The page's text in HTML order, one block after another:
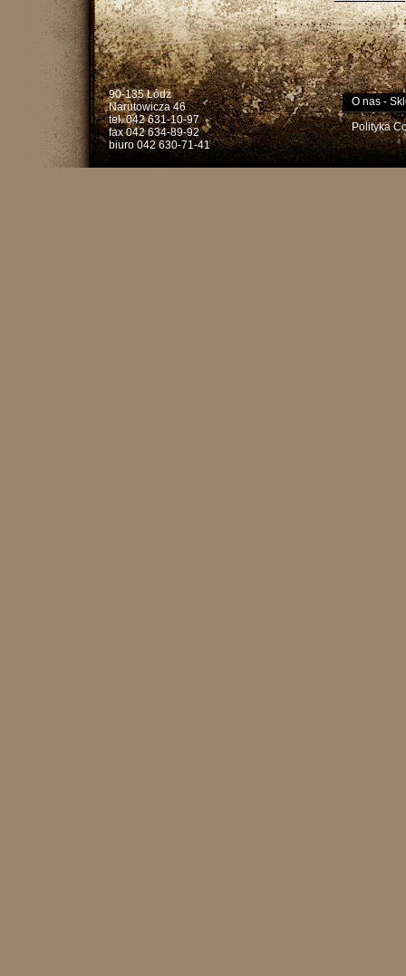
90-135 Łódź
Narutowicza 46
tel. 042 631-10-97
fax 042 634-89-92
biuro 042 630-71-41
O nas-
Polityka